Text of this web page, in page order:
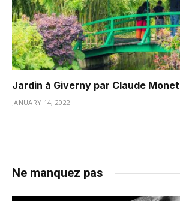
Jardin à Giverny par Claude Monet
JANUARY 14, 2022
Ne manquez pas